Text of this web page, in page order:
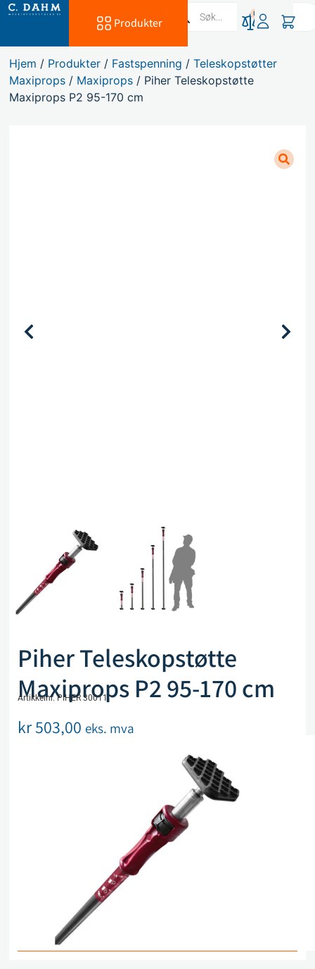
Produkter
0
Hjem / Produkter / Fastspenning /Teleskopstøtter
Maxiprops / Maxiprops / Piher Teleskopstøtte
Maxiprops P2 95-170 cm
Piher Teleskopstøtte
Maxiprops P2 95-170 cm
Artikkelnr. PIHER 30011
kr503,00 eks. mva
Legg i handlekurv
Sammenlign
Legg i ønskeliste
Spesifikasjoner